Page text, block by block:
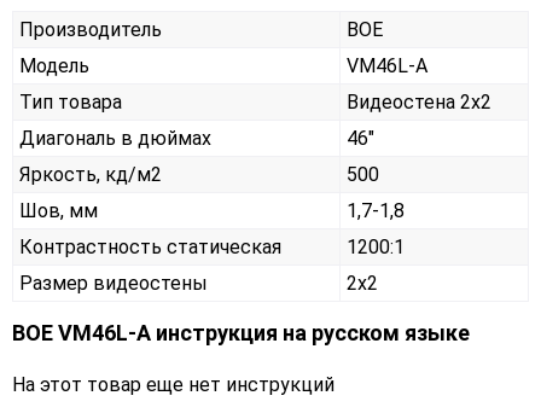
Производитель
BOE
Модель
VM46L-A
Тип товара
Видеостена 2х2
Диагональ в дюймах
46"
Яркость, кд/м2
500
Шов, мм
1,7-1,8
Контрастность статическая
1200:1
Размер видеостены
2x2
BOE VM46L-A инструкция на русском языке
На этот товар еще нет инструкций